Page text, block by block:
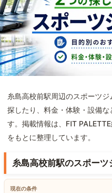
糸島高校前駅周辺のスポーツ
探したり、料金・体験・設備
す。掲載情報は、FIT
をもとに整理しています。
糸島高校前駅のスポー
現在の条件